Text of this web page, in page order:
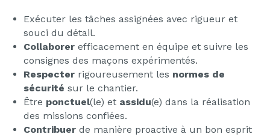
Exécuter les tâches assignées avec rigueur et
souci du détail.
Collaborer efficacement en équipe et suivre les
consignes des maçons expérimentés.
Respecter rigoureusement les normes de
sécurité sur le chantier.
Être ponctuel(le) et assidu(e) dans la réalisation
des missions confiées.
Contribuer de manière proactive à un bon esprit